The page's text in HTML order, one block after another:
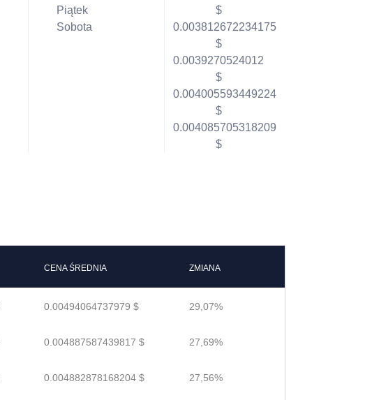
Piątek
Sobota
$
0.003812672234175
$
0.0039270524012
$
0.004005593449224
$
0.004085705318209
$
CENA ŚREDNIA ZMIANA
0.00494064737979 $ 29,07%
0.004887587439817 $ 27,69%
0.004882878168204 $ 27,56%